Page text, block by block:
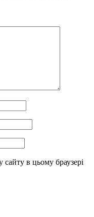
сайту в цьому браузері